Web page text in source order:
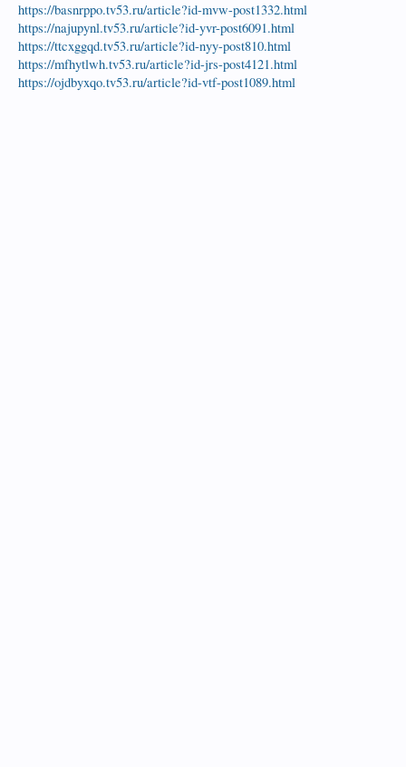
https://basnrppo.tv53.ru/article?id-mvw-post1332.html
https://najupynl.tv53.ru/article?id-yvr-post6091.html
https://ttcxggqd.tv53.ru/article?id-nyy-post810.html
https://mfhytlwh.tv53.ru/article?id-jrs-post4121.html
https://ojdbyxqo.tv53.ru/article?id-vtf-post1089.html